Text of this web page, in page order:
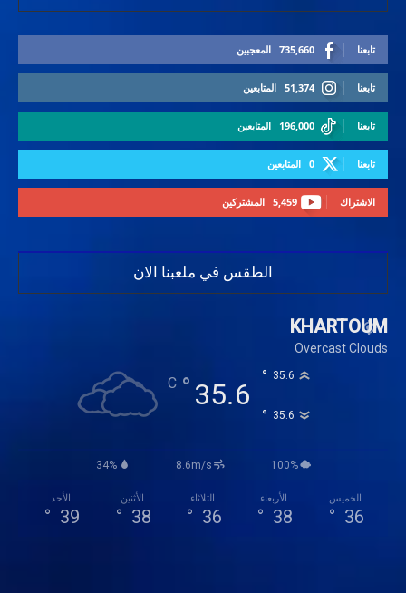
735,660 المعجبين تابعنا
51,374 المتابعين تابعنا
196,000 المتابعين تابعنا
0 المتابعين تابعنا
5,459 المشتركين الاشتراك
الطقس في ملعبنا الان
KHARTOUM
Overcast Clouds
35.6
°
C 35.6
°
35.6
°
34% 8.6m/s 100%
الأحد
39
°
الأثنين
38
°
الثلاثاء
36
°
الأربعاء
38
°
الخميس
36
°